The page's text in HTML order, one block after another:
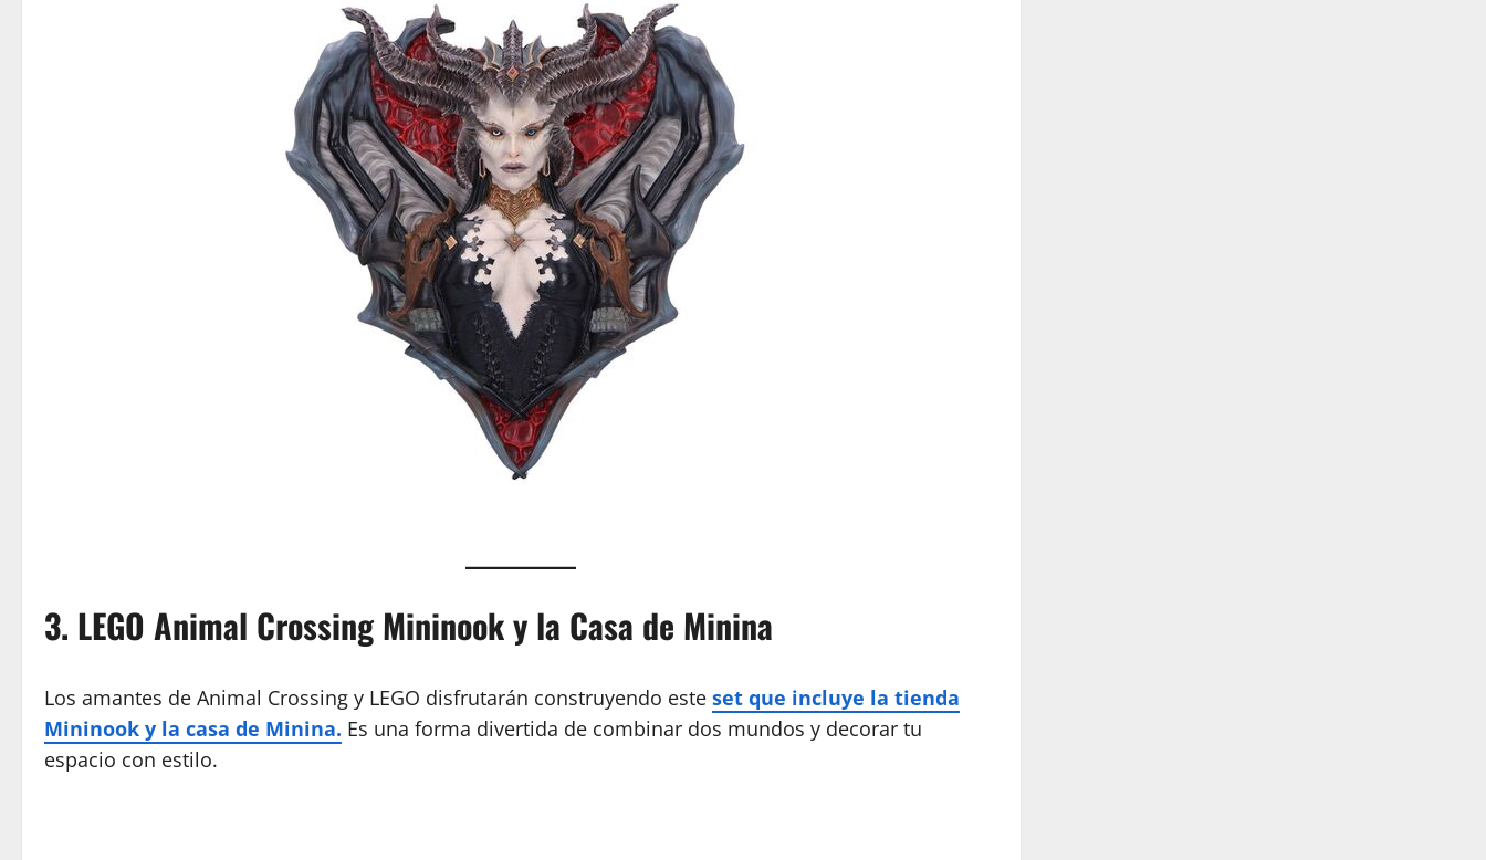
3. LEGO Animal Crossing Mininook y la Casa de Minina
Los amantes de Animal Crossing y LEGO disfrutarán construyendo este set que incluye la tienda
Mininook y la casa de Minina. Es una forma divertida de combinar dos mundos y decorar tu
espacio con estilo.